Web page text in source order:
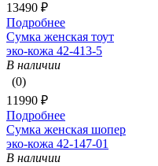
13490 ₽
Подробнее
Сумка женская тоут
эко-кожа 42-413-5
В наличии
(0)
11990 ₽
Подробнее
Сумка женская шопер
эко-кожа 42-147-01
В наличии